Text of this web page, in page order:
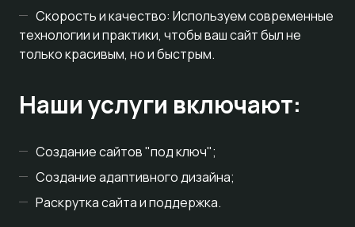
Скорость и качество: Используем современные
технологии и практики, чтобы ваш сайт был не
только красивым, но и быстрым.
Наши услуги включают:
Создание сайтов "под ключ";
Создание адаптивного дизайна;
Раскрутка сайта и поддержка.